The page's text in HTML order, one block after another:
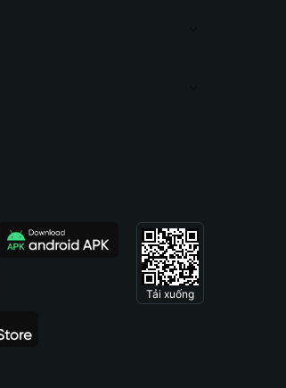
Tải xuống